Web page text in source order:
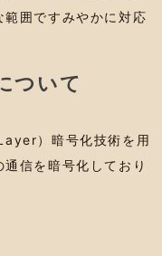
囲ですみやかに対応
ついて
）暗号化技術を用
信を暗号化しており